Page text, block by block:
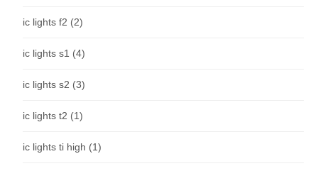
ic lights f2 (2)
ic lights s1 (4)
ic lights s2 (3)
ic lights t2 (1)
ic lights ti high (1)